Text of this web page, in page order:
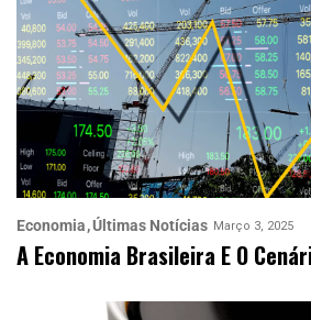
Economia Últimas Notícias Março 3, 2025
A Economia Brasileira E O